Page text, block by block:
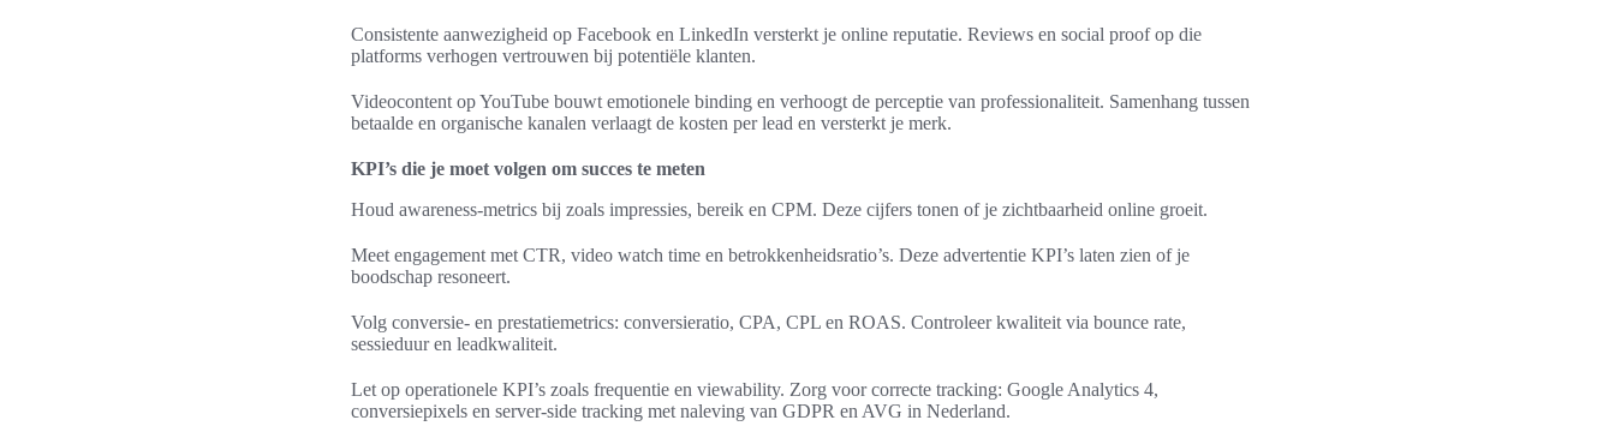
Consistente aanwezigheid op Facebook en LinkedIn versterkt je online reputatie. Reviews en social proof op die
platforms verhogen vertrouwen bij potentiële klanten.
Videocontent op YouTube bouwt emotionele binding en verhoogt de perceptie van professionaliteit. Samenhang tussen
betaalde en organische kanalen verlaagt de kosten per lead en versterkt je merk.
KPI’s die je moet volgen om succes te meten
Houd awareness-metrics bij zoals impressies, bereik en CPM. Deze cijfers tonen of je zichtbaarheid online groeit.
Meet engagement met CTR, video watch time en betrokkenheidsratio’s. Deze advertentie KPI’s laten zien of je
boodschap resoneert.
Volg conversie- en prestatiemetrics: conversieratio, CPA, CPL en ROAS. Controleer kwaliteit via bounce rate,
sessieduur en leadkwaliteit.
Let op operationele KPI’s zoals frequentie en viewability. Zorg voor correcte tracking: Google Analytics 4,
conversiepixels en server-side tracking met naleving van GDPR en AVG in Nederland.